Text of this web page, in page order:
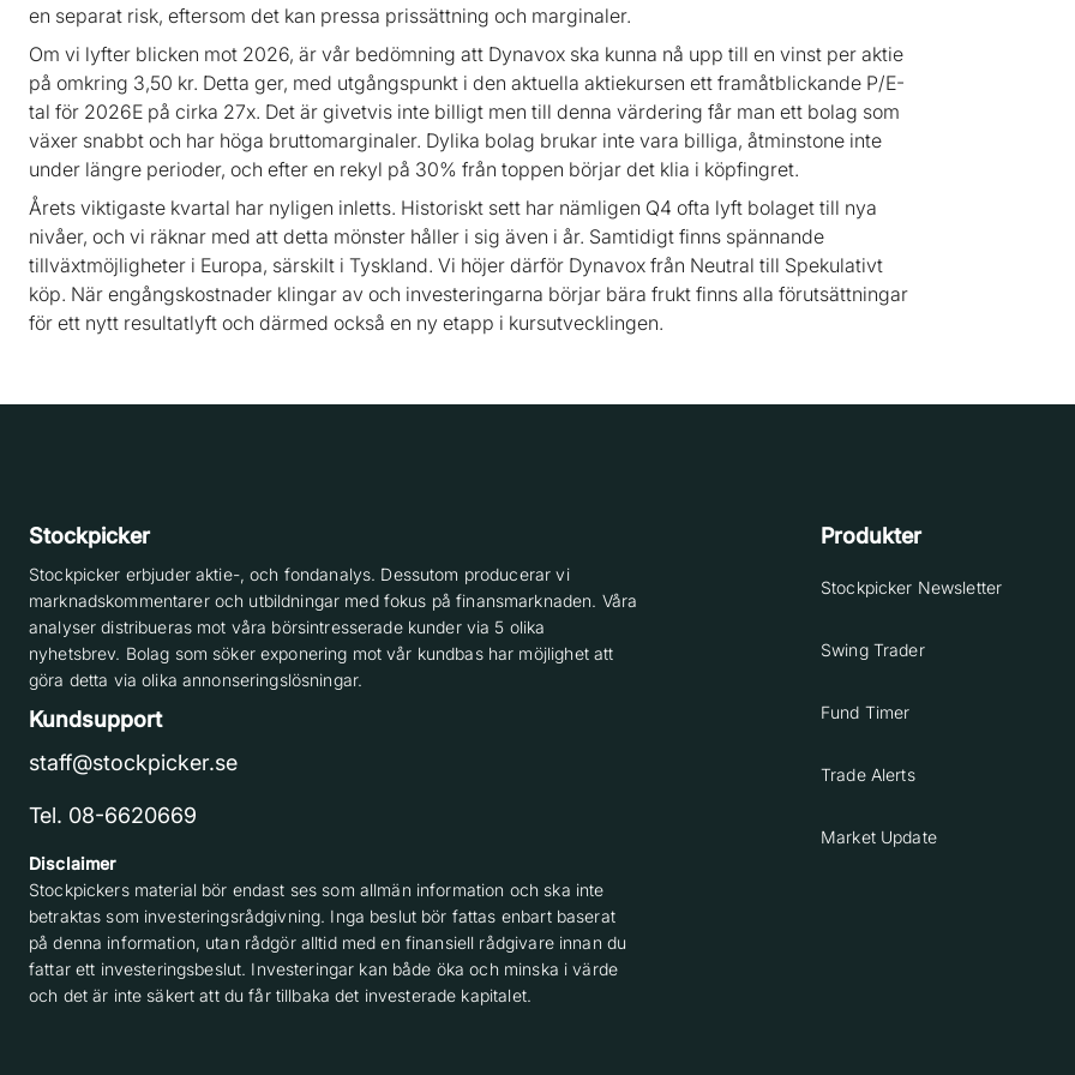
en separat risk, eftersom det kan pressa prissättning och marginaler.
Om vi lyfter blicken mot 2026, är vår bedömning att Dynavox ska kunna nå upp till en vinst per aktie
på omkring 3,50 kr. Detta ger, med utgångspunkt i den aktuella aktiekursen ett framåtblickande P/E-
tal för 2026E på cirka 27x. Det är givetvis inte billigt men till denna värdering får man ett bolag som
växer snabbt och har höga bruttomarginaler. Dylika bolag brukar inte vara billiga, åtminstone inte
under längre perioder, och efter en rekyl på 30% från toppen börjar det klia i köpfingret.
Årets viktigaste kvartal har nyligen inletts. Historiskt sett har nämligen Q4 ofta lyft bolaget till nya
nivåer, och vi räknar med att detta mönster håller i sig även i år. Samtidigt finns spännande
tillväxtmöjligheter i Europa, särskilt i Tyskland. Vi höjer därför Dynavox från Neutral till Spekulativt
köp. När engångskostnader klingar av och investeringarna börjar bära frukt finns alla förutsättningar
för ett nytt resultatlyft och därmed också en ny etapp i kursutvecklingen.
Stockpicker
Stockpicker erbjuder aktie-, och fondanalys. Dessutom producerar vi
marknadskommentarer och utbildningar med fokus på finansmarknaden. Våra
analyser distribueras mot våra börsintresserade kunder via 5 olika
nyhetsbrev. Bolag som söker exponering mot vår kundbas har möjlighet att
göra detta via olika annonseringslösningar.
Kundsupport
staff@stockpicker.se
Tel. 08-6620669
Disclaimer
Stockpickers material bör endast ses som allmän information och ska inte
betraktas som investeringsrådgivning. Inga beslut bör fattas enbart baserat
på denna information, utan rådgör alltid med en finansiell rådgivare innan du
fattar ett investeringsbeslut. Investeringar kan både öka och minska i värde
och det är inte säkert att du får tillbaka det investerade kapitalet.
Produkter
Stockpicker Newsletter
Swing Trader
Fund Timer
Trade Alerts
Market Update